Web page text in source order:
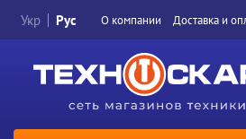
Укр Рус О компании Доставка и